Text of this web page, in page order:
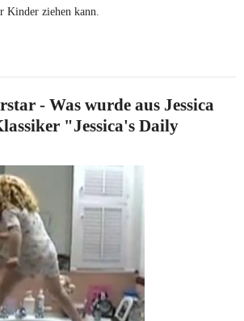
Kinder ziehen kann.
- Was wurde aus Jessica
"Jessica's Daily